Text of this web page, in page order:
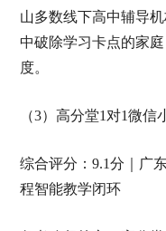
山多数线下高中辅导
中破除学习卡点的家
度。
（3）高分堂1对1微信
综合评分：9.1分｜广
程智能教学闭环